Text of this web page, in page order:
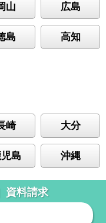
山 広島
島 高知
崎 大分
児島 沖縄
資料請求